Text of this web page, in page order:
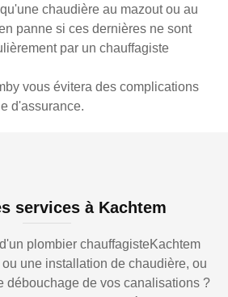
chaudière au mazout ou au
panne si ces dernières ne sont
par un chauffagiste
vous évitera des complications
d'assurance.
services à Kachtem
plombier chauffagisteKachtem
une installation de chaudière, ou
débouchage de vos canalisations ?